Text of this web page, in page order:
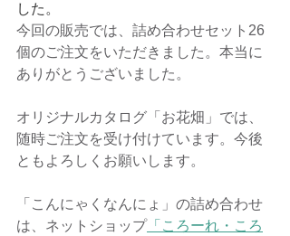
した。
今回の販売では、詰め合わせセット26
個のご注文をいただきました。本当に
ありがとうございました。
オリジナルカタログ「お花畑」では、
随時ご注文を受け付けています。今後
ともよろしくお願いします。
「こんにゃくなんにょ」の詰め合わせ
は、ネットショップ「ころーれ・ころ